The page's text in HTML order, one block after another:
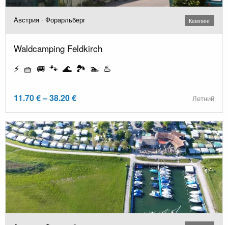
Австрия · Форарльберг Кемпинг
Waldcamping Feldkirch
⚡ 🧺 🚐 🐾 🌊 🏞️ 🏊 ♨️
11.70 € – 38.20 € Летний